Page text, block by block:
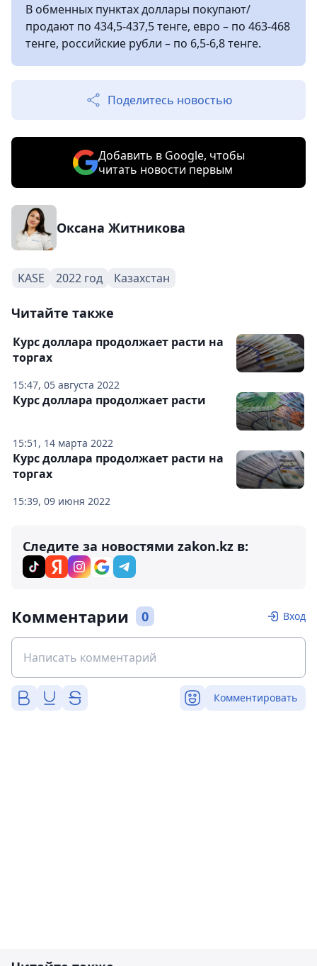
В обменных пунктах доллары покупают/
продают по 434,5-437,5 тенге, евро – по 463-468
тенге, российские рубли – по 6,5-6,8 тенге.
Поделитесь новостью
Добавить в Google, чтобы
читать новости первым
Оксана Житникова
KASE 2022 год Казахстан
Читайте также
15:47, 05 августа 2022
Курс доллара продолжает расти на
торгах
15:51, 14 марта 2022
Курс доллара продолжает расти
15:39, 09 июня 2022
Курс доллара продолжает расти на
торгах
Следите за новостями zakon.kz в:
Комментарии 0 Вход
Комментировать